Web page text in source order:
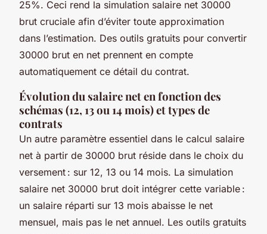
25%. Ceci rend la simulation salaire net 30000
brut cruciale afin d’éviter toute approximation
dans l’estimation. Des outils gratuits pour convertir
30000 brut en net prennent en compte
automatiquement ce détail du contrat.
Évolution du salaire net en fonction des
schémas (12, 13 ou 14 mois) et types de
contrats
Un autre paramètre essentiel dans le calcul salaire
net à partir de 30000 brut réside dans le choix du
versement : sur 12, 13 ou 14 mois. La simulation
salaire net 30000 brut doit intégrer cette variable :
un salaire réparti sur 13 mois abaisse le net
mensuel, mais pas le net annuel. Les outils gratuits